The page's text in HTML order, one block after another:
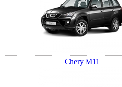
Chery M11